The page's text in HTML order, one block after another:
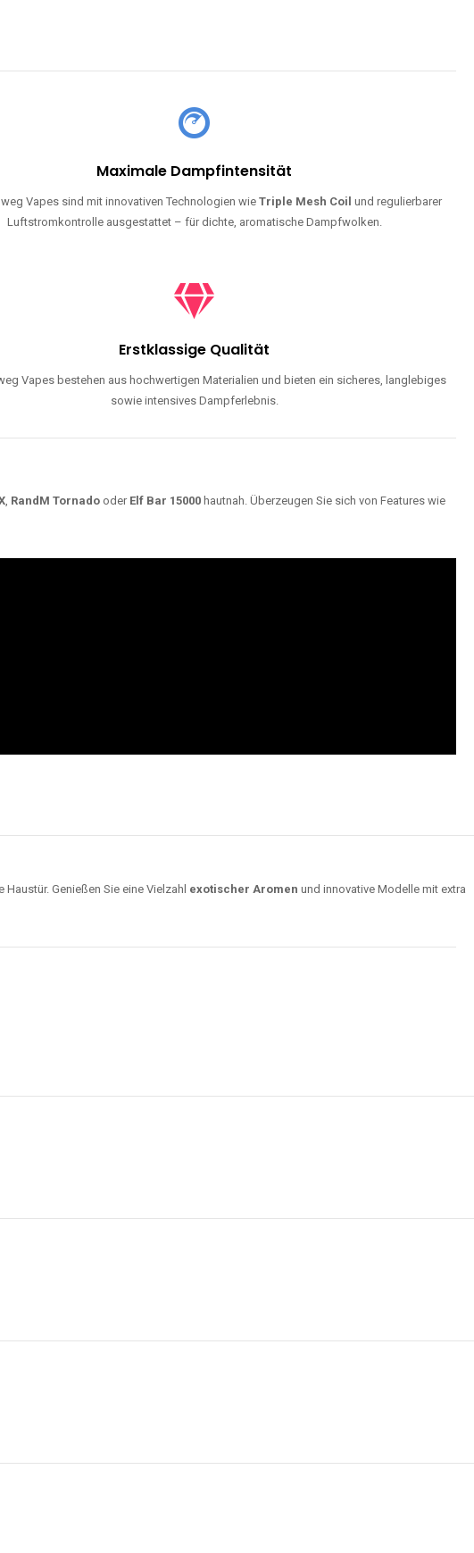
Maximale Dampfintensität
Vapes sind mit innovativen Technologien wieTriple Mesh Coil und regulierbarer
Luftstromkontrolle ausgestattet – für dichte, aromatische Dampfwolken.
Erstklassige Qualität
Vapes bestehen aus hochwertigen Materialien und bieten ein sicheres, langlebiges
sowie intensives Dampferlebnis.
, RandM Tornado oder Elf Bar 15000 hautnah. Überzeugen Sie sich von Features wie
Haustür. Genießen Sie eine Vielzahl exotischer Aromen und innovative Modelle mit extra